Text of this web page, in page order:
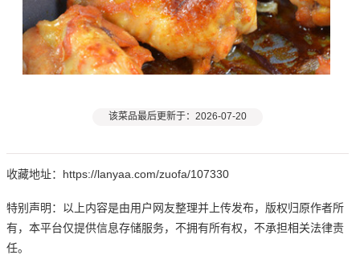
该菜品最后更新于：2026-07-20
收藏地址：https://lanyaa.com/zuofa/107330
特别声明：以上内容是由用户网友整理并上传发布，版权归原作者所
有，本平台仅提供信息存储服务，不拥有所有权，不承担相关法律责
任。